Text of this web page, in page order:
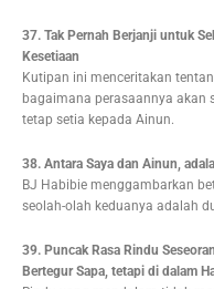
37. Tak Pernah Berjanji untuk
Kesetiaan
Kutipan ini menceritakan
bagaimana perasaannya akan
tetap setia kepada Ainun.
38. Antara Saya dan Ainun,
BJ Habibie menggambarkan
seolah-olah keduanya adalah
39. Puncak Rasa Rindu
Bertegur Sapa, tetapi di dalam